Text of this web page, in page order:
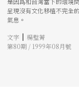
呈現沒有文化移植不完全
氣息。
文字 | 楊璧菁
第80期 / 1999年08月號